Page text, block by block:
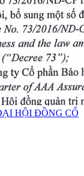
HỘI ĐỒNG CỔ